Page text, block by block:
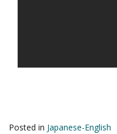
Posted in Japanese-English